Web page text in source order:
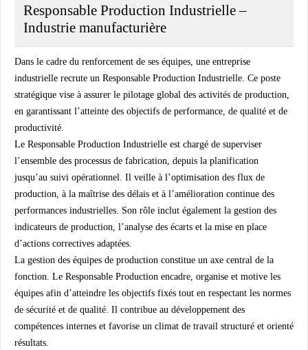
Responsable Production Industrielle –
Industrie manufacturière
Dans le cadre du renforcement de ses équipes, une entreprise
industrielle recrute un Responsable Production Industrielle. Ce poste
stratégique vise à assurer le pilotage global des activités de production,
en garantissant l’atteinte des objectifs de performance, de qualité et de
productivité.
Le Responsable Production Industrielle est chargé de superviser
l’ensemble des processus de fabrication, depuis la planification
jusqu’au suivi opérationnel. Il veille à l’optimisation des flux de
production, à la maîtrise des délais et à l’amélioration continue des
performances industrielles. Son rôle inclut également la gestion des
indicateurs de production, l’analyse des écarts et la mise en place
d’actions correctives adaptées.
La gestion des équipes de production constitue un axe central de la
fonction. Le Responsable Production encadre, organise et motive les
équipes afin d’atteindre les objectifs fixés tout en respectant les normes
de sécurité et de qualité. Il contribue au développement des
compétences internes et favorise un climat de travail structuré et orienté
résultats.